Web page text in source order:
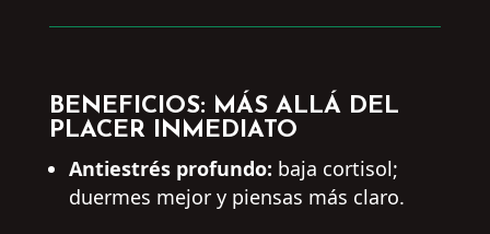
BENEFICIOS: MÁS ALLÁ DEL
PLACER INMEDIATO
Antiestrés profundo: baja cortisol;
duermes mejor y piensas más claro.